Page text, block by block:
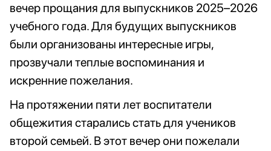
вечер прощания для выпускников 2025–2026
учебного года. Для будущих выпускников
были организованы интересные игры,
прозвучали теплые воспоминания и
искренние пожелания.
На протяжении пяти лет воспитатели
общежития старались стать для учеников
второй семьей. В этот вечер они пожелали